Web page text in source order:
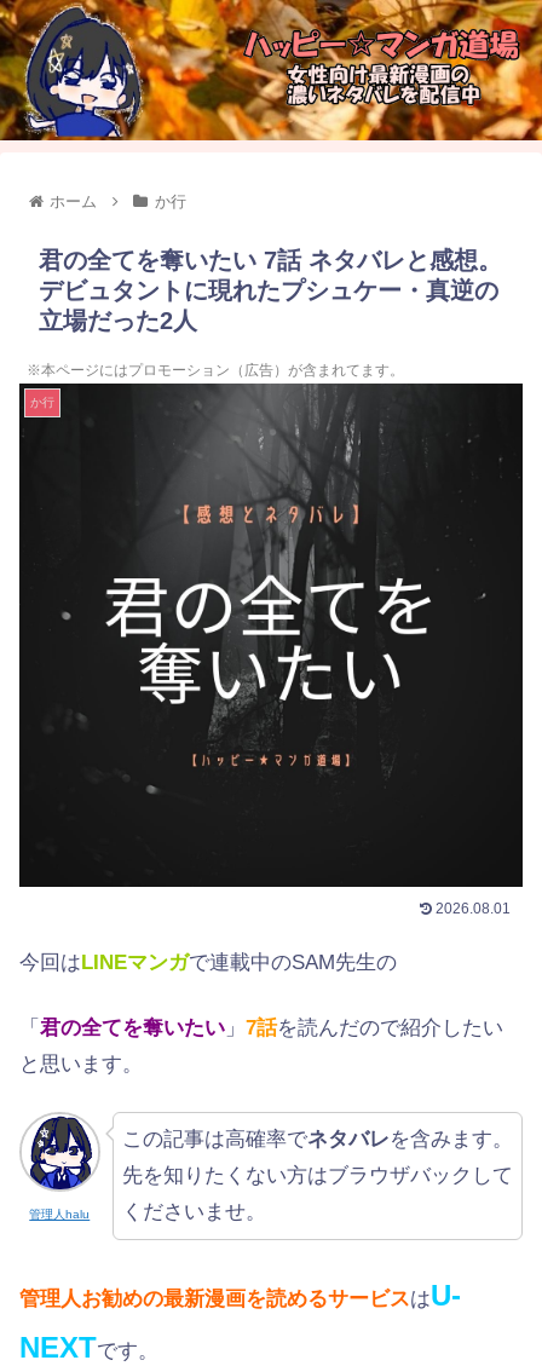
ホーム か行
君の全てを奪いたい 7話 ネタバレと感想。
デビュタントに現れたプシュケー・真逆の
立場だった2人
※本ページにはプロモーション（広告）が含まれてます。
か行
2026.08.01
今回はLINEマンガで連載中のSAM先生の
「 君の全てを奪いたい 」 7話を読んだので紹介したい
と思います。
管理人halu
この記事は高確率でネタバレを含みます。
先を知りたくない方はブラウザバックして
くださいませ。
管理人お勧めの最新漫画を読めるサービスはU-
NEXTです。